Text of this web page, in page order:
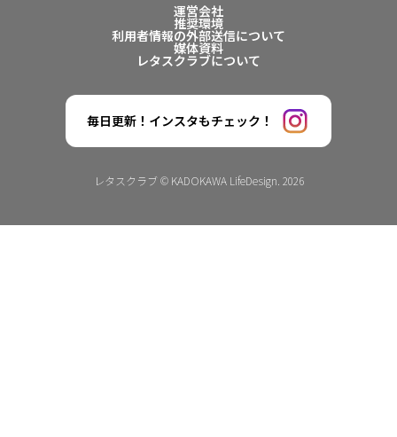
運営会社
推奨環境
利用者情報の外部送信について
媒体資料
レタスクラブについて
毎日更新！インスタもチェック！
レタスクラブ © KADOKAWA LifeDesign. 2026